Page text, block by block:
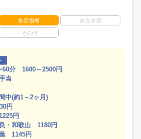
集団指導 自立学習
その他
60分 1600～2500円
当
中(約1～2ヶ月)
円
円
・和歌山 1180円
1145円